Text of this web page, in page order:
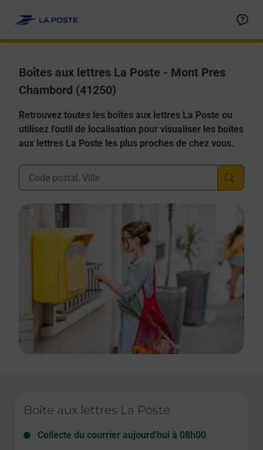
Boîtes aux lettres La Poste - Mont Pres
Chambord (41250)
Retrouvez toutes les boîtes aux lettres La Poste ou
utilisez l'outil de localisation pour visualiser les boîtes
aux lettres La Poste les plus proches de chez vous.
Ville, Département, Code Postal
Boîte aux lettres La Poste
Collecte du courrier aujourd'hui à 08h00